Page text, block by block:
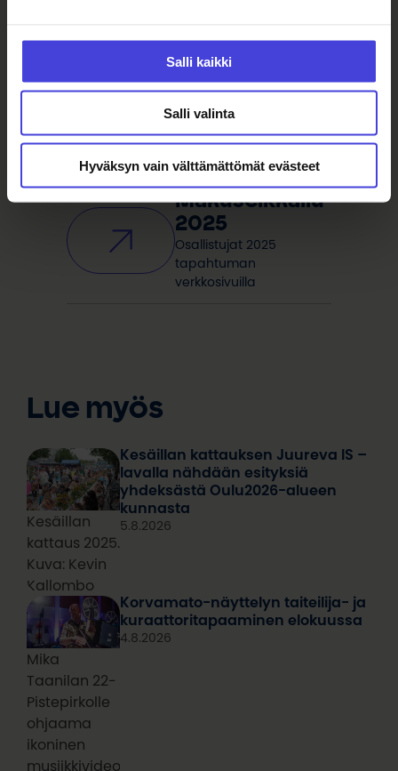
Salli kaikki
Salli valinta
Hyväksyn vain välttämättömät evästeet
myöhemmin tänä syksynä.
Makuseikkailun järjestää Oulu2026-
toiminnasta vastaava Oulun
kulttuurisäätiö.
Makuseikkailu
2025
Osallistujat 2025
tapahtuman
verkkosivuilla
Lue myös
Kesäillan
kattaus 2025.
Kuva: Kevin
Kallombo
Kesäillan kattauksen Juureva IS –
lavalla nähdään esityksiä
yhdeksästä Oulu2026-alueen
kunnasta
5.8.2026
Mika
Taanilan 22-
Pistepirkolle
ohjaama
ikoninen
musiikkivideo
Korvamato-näyttelyn taiteilija- ja
kuraattoritapaaminen elokuussa
4.8.2026